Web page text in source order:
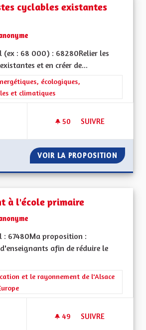
cyclables existantes
(ex : 68 000) : 68280Relier les
et en créer de...
de la catégorie : Les transitions
écologiques,
et climatiques
50 50 ABONNÉS
SUIVRE
VOIR LA PROPOSITION
à l'école primaire
: 67480Ma proposition :
afin de réduire le
de la catégorie : La Culture, l'Education et
et le rayonnement de l'Alsace
49 49 ABONNÉS
SUIVRE